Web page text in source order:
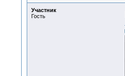
Участник
Гость